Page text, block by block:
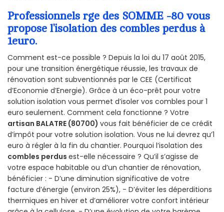
Professionnels rge des SOMME -80 vous
propose l’isolation des combles perdus à
1euro.
Comment est-ce possible ? Depuis la loi du 17 août 2015,
pour une transition énergétique réussie, les travaux de
rénovation sont subventionnés par le CEE (Certificat
d’Economie d’Energie). Grâce à un éco-prêt pour votre
solution isolation vous permet d’isoler vos combles pour 1
euro seulement. Comment cela fonctionne ? Votre
artisan BALATRE (80700) vous fait bénéficier de ce crédit
d’impôt pour votre solution isolation. Vous ne lui devrez qu’1
euro à régler à la fin du chantier. Pourquoi l’isolation des
combles perdus est-elle nécessaire ? Qu’il s’agisse de
votre espace habitable ou d’un chantier de rénovation,
bénéficier : - D’une diminution significative de votre
facture d’énergie (environ 25%), - D’éviter les déperditions
thermiques en hiver et d’améliorer votre confort intérieur